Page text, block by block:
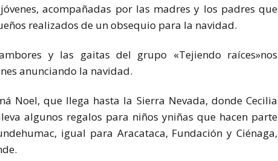
acompañadas por las madres y los padres que
realizados de un obsequio para la navidad.
y las gaitas del grupo «Tejiendo raíces»nos
anunciando la navidad.
Noel, que llega hasta la Sierra Nevada, donde Cecilia
algunos regalos para niños yniñas que hacen parte
igual para Aracataca, Fundación y Ciénaga,